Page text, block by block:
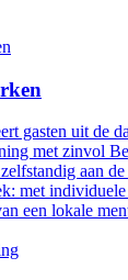
gasten uit de
met zinvol
aan
met
een lokale